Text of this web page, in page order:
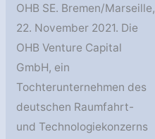
OHB SE. Bremen/Marseille,
22. November 2021. Die
OHB Venture Capital
GmbH, ein
Tochterunternehmen des
deutschen Raumfahrt-
und Technologiekonzerns